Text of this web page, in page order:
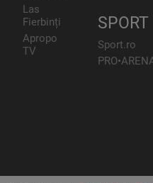
Las
Fierbinți
Apropo
TV
SPORT
Sport.ro